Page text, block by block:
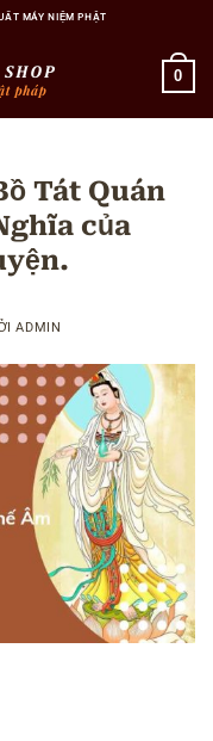
MÁY NIỆM PHẬT
0
Tát Quán
của
ADMIN